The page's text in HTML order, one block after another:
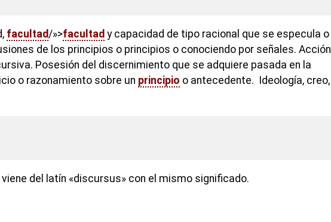
facultad /»>facultad y capacidad de tipo racional que se especula o
de los principios o principios o conociendo por señales. Acción
Posesión del discernimiento que se adquiere pasada en la
o razonamiento sobre un principio o antecedente. Ideología, creo,
del latín «discursus» con el mismo significado.